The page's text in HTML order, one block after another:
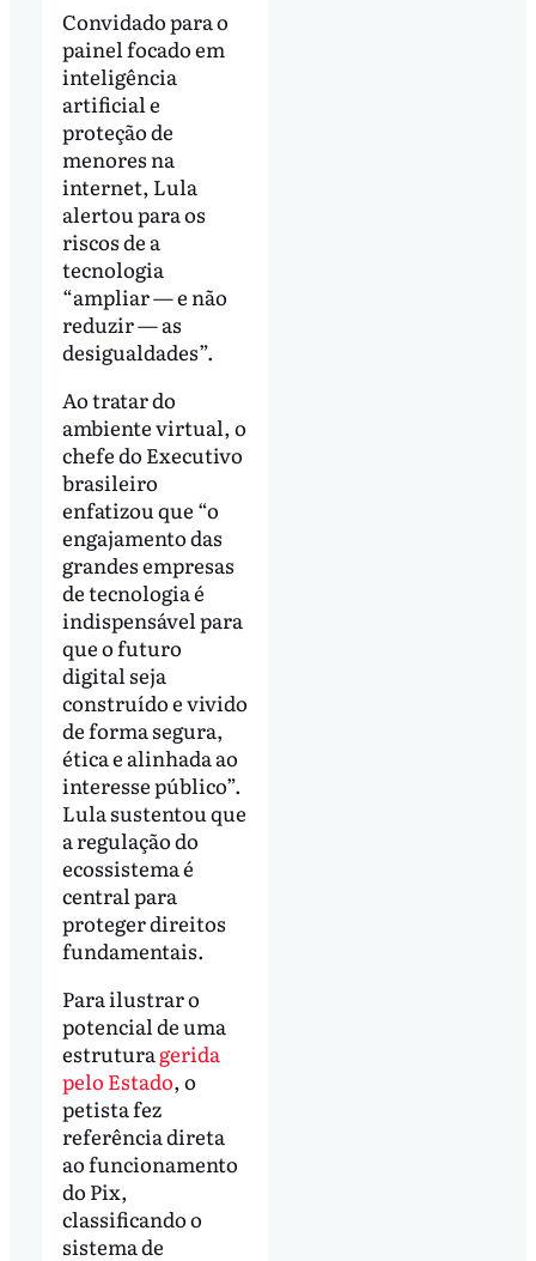
Convidado para o
painel focado em
inteligência
artificial e
proteção de
menores na
internet, Lula
alertou para os
riscos de a
tecnologia
“ampliar — e não
reduzir — as
desigualdades”.
Ao tratar do
ambiente virtual, o
chefe do Executivo
brasileiro
enfatizou que “o
engajamento das
grandes empresas
de tecnologia é
indispensável para
que o futuro
digital seja
construído e vivido
de forma segura,
ética e alinhada ao
interesse público”.
Lula sustentou que
a regulação do
ecossistema é
central para
proteger direitos
fundamentais.
Para ilustrar o
potencial de uma
estruturagerida
pelo Estado, o
petista fez
referência direta
ao funcionamento
do Pix,
classificando o
sistema de